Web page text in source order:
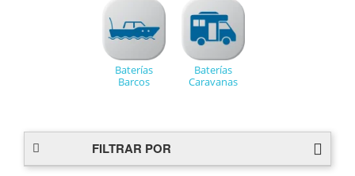
Baterías
Barcos
Baterías
Caravanas
FILTRAR POR